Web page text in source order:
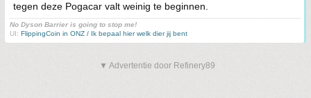
tegen deze Pogacar valt weinig te beginnen.
No Dyson Barrier is going to stop me!
UI: FlippingCoin in ONZ / Ik bepaal hier welk dier jij bent
▼ Advertentie door Refinery89